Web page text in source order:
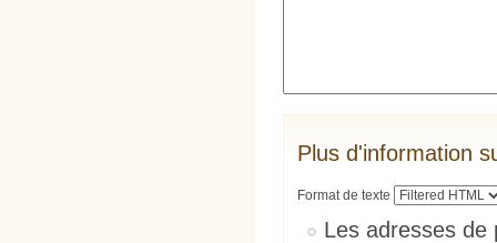
Plus d'information
Format de texte
Les adresses de